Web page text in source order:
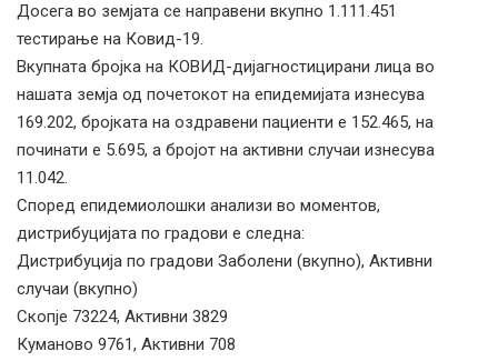
Досега во земјата се направени вкупно 1.111.451
тестирање на Ковид-19.
Вкупната бројка на КОВИД-дијагностицирани лица во
нашата земја од почетокот на епидемијата изнесува
169.202, бројката на оздравени пациенти е 152.465, на
починати е 5.695, а бројот на активни случаи изнесува
11.042.
Според епидемиолошки анализи во моментов,
дистрибуцијата по градови е следна:
Дистрибуција по градови Заболени (вкупно), Активни
случаи (вкупно)
Скопје 73224, Активни 3829
Куманово 9761, Активни 708